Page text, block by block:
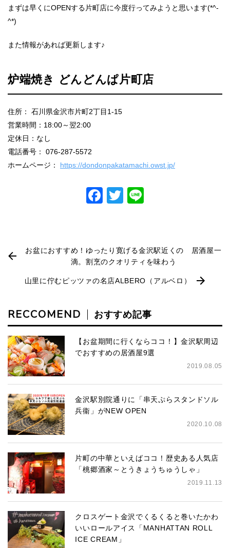
まずは早くにOPENする片町店に今度行ってみようと思います(*^-
^*)
また情報があれば更新します♪
炉端焼き どんどんぱ片町店
住所： 石川県金沢市片町2丁目1-15
営業時間：18:00～翌2:00
定休日：なし
電話番号： 076-287-5572
ホームページ： https://dondonpakatamachi.owst.jp/
Facebook
Twitter
お盆におすすめ！ゆったり寛げる金沢駅近くの 居酒屋一
滴。割烹のクオリティを味わう
山里に佇むピッツァの名店ALBERO（アルベロ）
RECCOMEND おすすめ記事
【お盆期間に行くならココ！】金沢駅周辺
でおすすめの居酒屋9選
2019.08.05
金沢駅別院通りに「串天ぷらスタンドソル
兵衞」がNEW OPEN
2020.10.08
片町の中華といえばココ！歴史ある人気店
「桃郷酒家～とうきょうちゅうしゃ」
2019.11.13
クロスゲート金沢でくるくると巻いたかわ
いいロールアイス「MANHATTAN ROLL
ICE CREAM」